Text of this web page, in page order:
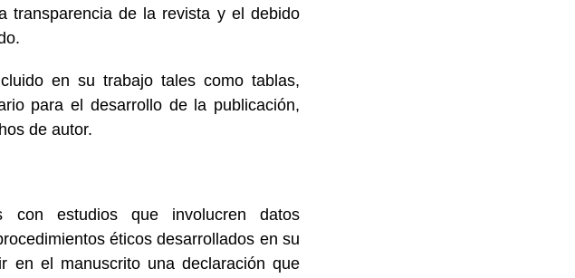
transparencia de la revista y el debido
en su trabajo tales como tablas,
para el desarrollo de la publicación,
de autor.
con estudios que involucren datos
éticos desarrollados en su
en el manuscrito una declaración que